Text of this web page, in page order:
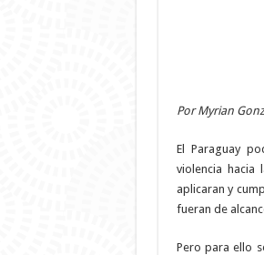
Por Myrian
El Paraguay
violencia hacia
aplicaran y
fueran de
Pero para ello